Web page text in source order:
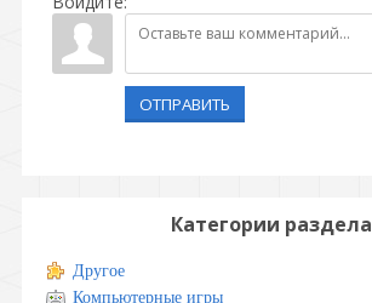
ОТПРАВИТЬ
Категории раздела
Другое
Компьютерные игры